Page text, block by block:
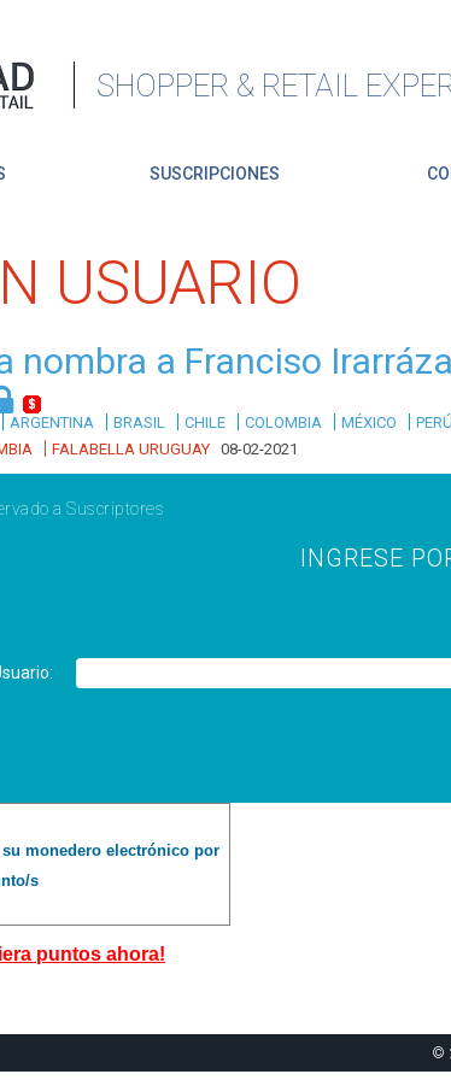
SHOPPER & RETAIL
SUSCRIPCIONES
USUARIO
nombra a Franciso
ARGENTINA | BRASIL | CHILE | COLOMBIA | MÉXICO | PERÚ
| FALABELLA URUGUAY 08-02-2021
a Suscriptores
INGRESE
monedero electrónico por
s
puntos ahora!
©